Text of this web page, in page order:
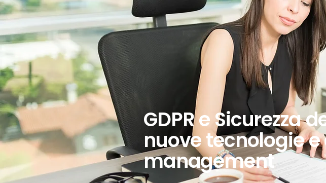
GDPR e Sicurezza
nuove tecnologie
management